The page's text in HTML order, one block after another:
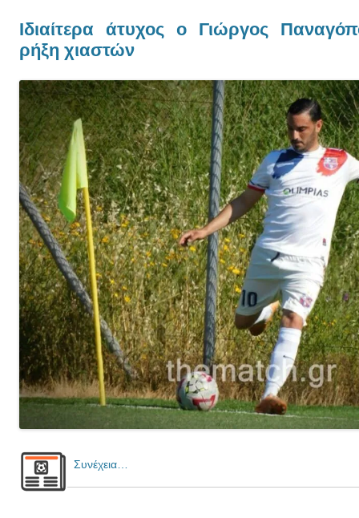
Ιδιαίτερα άτυχος ο Γιώργος
ρήξη χιαστών
Συνέχεια…